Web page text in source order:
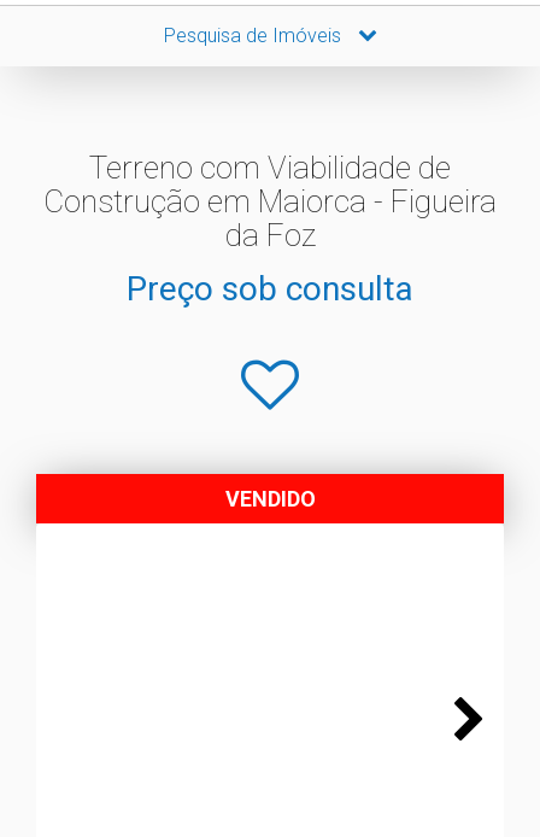
Pesquisa de Imóveis
Terreno com Viabilidade de
Construção em Maiorca - Figueira
da Foz
Preço sob consulta
VENDIDO